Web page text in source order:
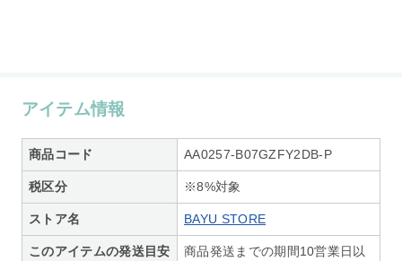
アイテム情報
商品コード AA0257-B07GZFY2DB-P
税区分 ※8%対象
ストア名 BAYU STORE
このアイテムの発送目安
商品発送までの期間10営業日以